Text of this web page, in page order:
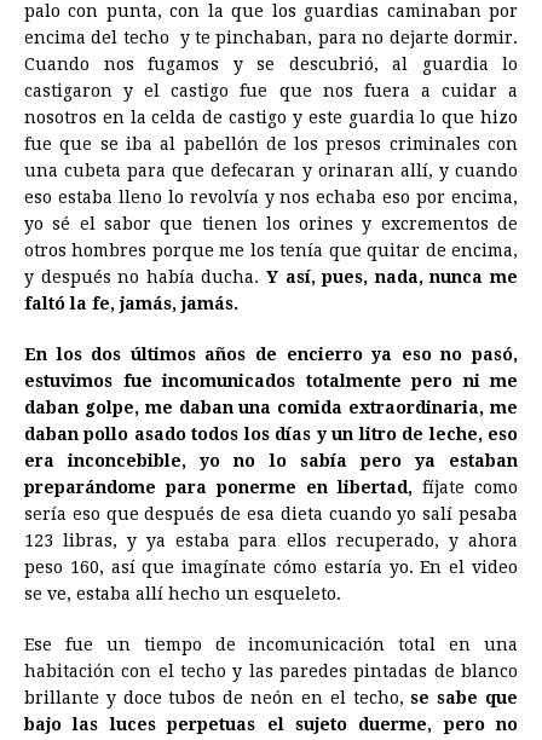
palo con punta, con la que los guardias caminaban por
encima del techo y te pinchaban, para no dejarte dormir.
Cuando nos fugamos y se descubrió, al guardia lo
castigaron y el castigo fue que nos fuera a cuidar a
nosotros en la celda de castigo y este guardia lo que hizo
fue que se iba al pabellón de los presos criminales con
una cubeta para que defecaran y orinaran allí, y cuando
eso estaba lleno lo revolvía y nos echaba eso por encima,
yo sé el sabor que tienen los orines y excrementos de
otros hombres porque me los tenía que quitar de encima,
y después no había ducha. Y así, pues, nada, nunca me
faltó la fe, jamás, jamás.
En los dos últimos años de encierro ya eso no pasó,
estuvimos fue incomunicados totalmente pero ni me
daban golpe, me daban una comida extraordinaria, me
daban pollo asado todos los días y un litro de leche, eso
era inconcebible, yo no lo sabía pero ya estaban
preparándome para ponerme en libertad, fíjate como
sería eso que después de esa dieta cuando yo salí pesaba
123 libras, y ya estaba para ellos recuperado, y ahora
peso 160, así que imagínate cómo estaría yo. En el video
se ve, estaba allí hecho un esqueleto.
Ese fue un tiempo de incomunicación total en una
habitación con el techo y las paredes pintadas de blanco
brillante y doce tubos de neón en el techo,se sabe que
bajo las luces perpetuas el sujeto duerme, pero no